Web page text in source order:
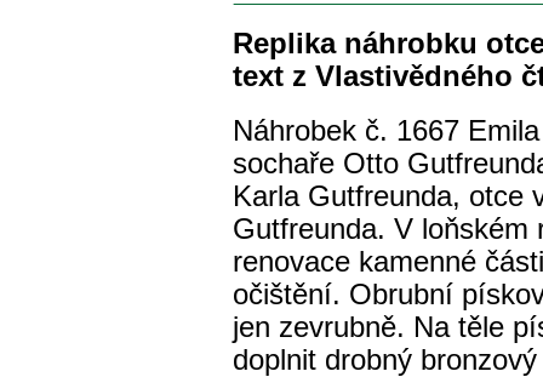
Replika náhrobku
text z Vlastivědného
Náhrobek č. 1667
sochaře Otto
Karla Gutfreunda, otce
Gutfreunda. V loňském
renovace kamenné
očištění. Obrubní
jen zevrubně. Na těle
doplnit drobný